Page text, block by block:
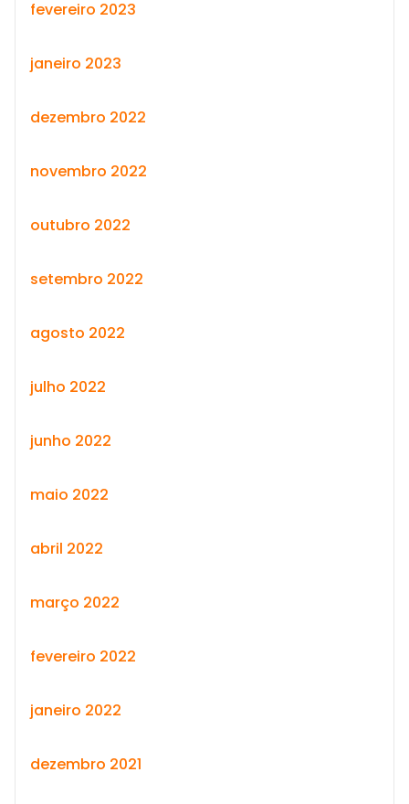
fevereiro 2023
janeiro 2023
dezembro 2022
novembro 2022
outubro 2022
setembro 2022
agosto 2022
julho 2022
junho 2022
maio 2022
abril 2022
março 2022
fevereiro 2022
janeiro 2022
dezembro 2021